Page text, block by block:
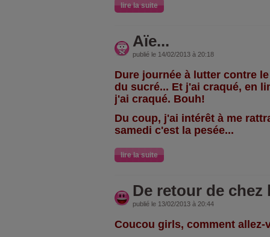
lire la suite
Aïe...
publié le 14/02/2013 à 20:18
Dure journée à lutter contre
du sucré... Et j'ai craqué, en
j'ai craqué. Bouh!
Du coup, j'ai intérêt à me
samedi c'est la pesée...
lire la suite
De retour de chez
publié le 13/02/2013 à 20:44
Coucou girls, comment